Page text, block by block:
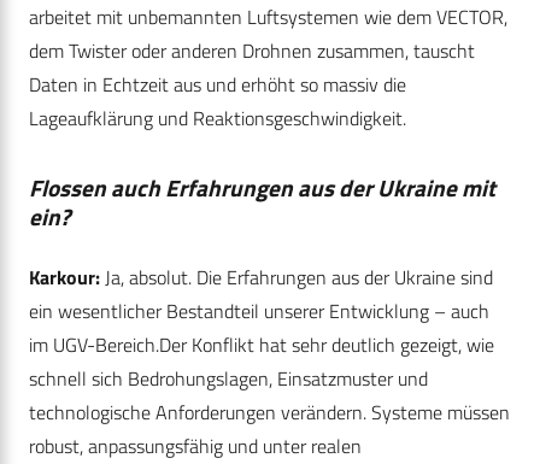
arbeitet mit unbemannten Luftsystemen wie dem VECTOR,
dem Twister oder anderen Drohnen zusammen, tauscht
Daten in Echtzeit aus und erhöht so massiv die
Lageaufklärung und Reaktionsgeschwindigkeit.
Flossen auch Erfahrungen aus der Ukraine mit
ein?
Karkour:Ja, absolut. Die Erfahrungen aus der Ukraine sind
ein wesentlicher Bestandteil unserer Entwicklung – auch
im UGV-Bereich.Der Konflikt hat sehr deutlich gezeigt, wie
schnell sich Bedrohungslagen, Einsatzmuster und
technologische Anforderungen verändern. Systeme müssen
robust, anpassungsfähig und unter realen